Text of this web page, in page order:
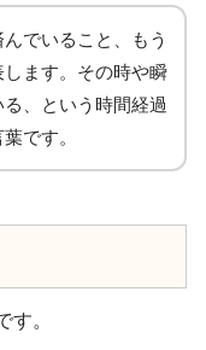
んでいること、もう
ます。その時や瞬
、という時間経過
です。
す。